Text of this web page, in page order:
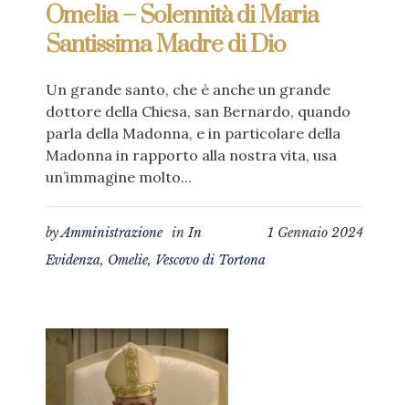
Omelia – Solennità di Maria
Santissima Madre di Dio
Un grande santo, che è anche un grande
dottore della Chiesa, san Bernardo, quando
parla della Madonna, e in particolare della
Madonna in rapporto alla nostra vita, usa
un’immagine molto...
1 Gennaio 2024
byAmministrazione inIn
Evidenza, Omelie, Vescovo di Tortona